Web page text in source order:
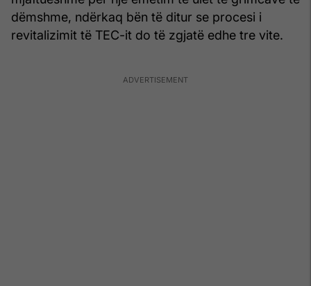
dëmshme, ndërkaq bën të ditur se procesi i
revitalizimit të TEC-it do të zgjatë edhe tre vite.